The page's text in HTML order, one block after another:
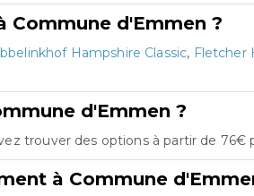
Commune d'Emmen ?
Hampshire Classic, Fletcher
d'Emmen ?
trouver des options à partir de 76€
à Commune